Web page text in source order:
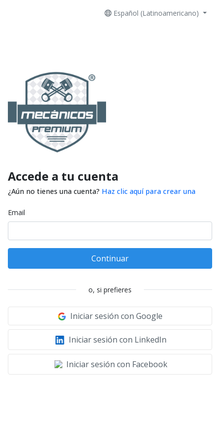
Español (Latinoamericano)
Accede a tu cuenta
¿Aún no tienes una cuenta? Haz clic aquí para crear una
Email
Continuar
o, si prefieres
Iniciar sesión con Google
Iniciar sesión con LinkedIn
Iniciar sesión con Facebook